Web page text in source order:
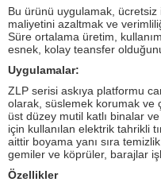
Bu ürünü uygulamak,
maliyetini azaltmak ve
Süre ortalama üretim,
esnek, kolay teansfer
Uygulamalar:
ZLP serisi askıya platformu
olarak, süslemek korumak ve
üst düzey mutil katlı binalar
için kullanılan elektrik tahrikli
aittir boyama yanı sıra
gemiler ve köprüler, barajlar
Özellikler